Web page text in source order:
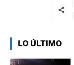
LO ÚLTIMO